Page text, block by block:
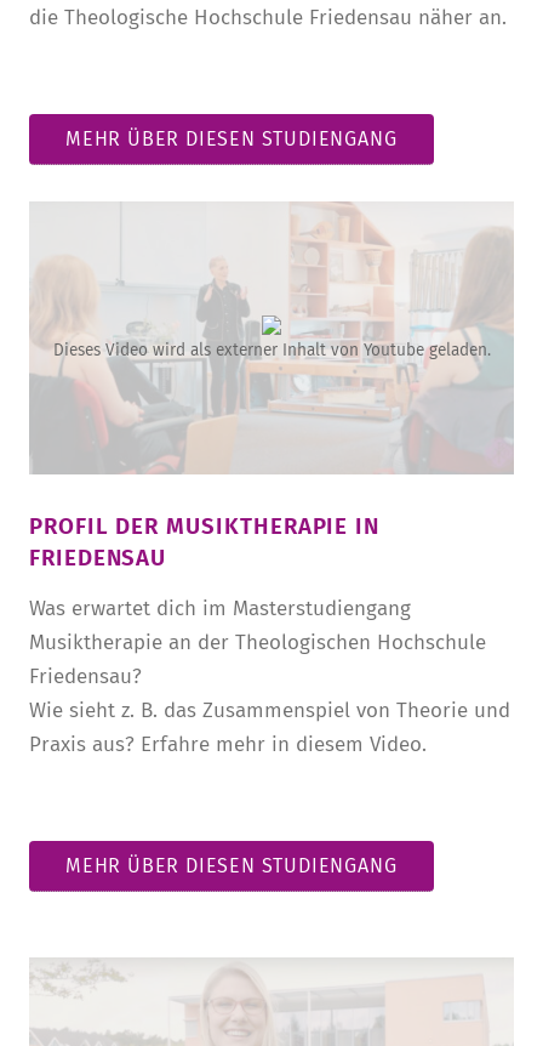
die Theologische Hochschule Friedensau näher an.
MEHR ÜBER DIESEN STUDIENGANG
Dieses Video wird als externer Inhalt von Youtube geladen.
PROFIL DER MUSIKTHERAPIE IN
FRIEDENSAU
Was erwartet dich im Masterstudiengang
Musiktherapie an der Theologischen Hochschule
Friedensau?
Wie sieht z. B. das Zusammenspiel von Theorie und
Praxis aus? Erfahre mehr in diesem Video.
MEHR ÜBER DIESEN STUDIENGANG